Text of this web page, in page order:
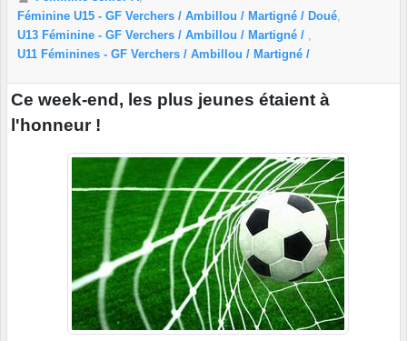
Féminine U15 - GF Verchers / Ambillou / Martigné / Doué
U13 Féminine - GF Verchers / Ambillou / Martigné /
U11 Féminines - GF Verchers / Ambillou / Martigné /
Ce week-end, les plus jeunes étaient à
l'honneur !